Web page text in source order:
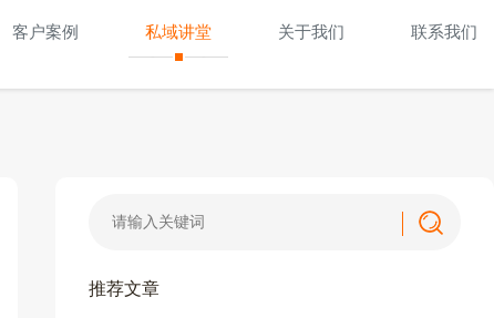
客户案例 私域讲堂 关于我们 联系我们
推荐文章